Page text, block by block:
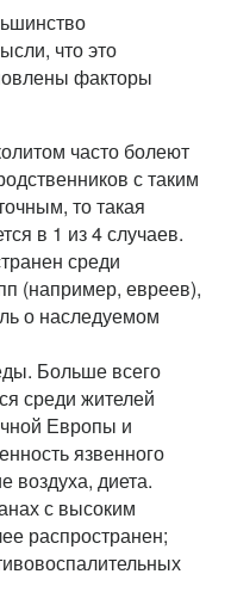
что это
факторы
часто болеют
с таким
то такая
в 1 из 4 случаев.
среди
(например, евреев),
о наследуемом
Больше всего
среди жителей
Европы и
язвенного
воздуха, диета.
с высоким
распространен;